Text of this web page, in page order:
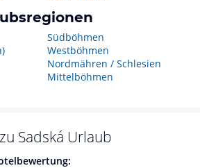
Südböhmen
Westböhmen
Nordmähren / Schlesien
Mittelböhmen
Sadská Urlaub